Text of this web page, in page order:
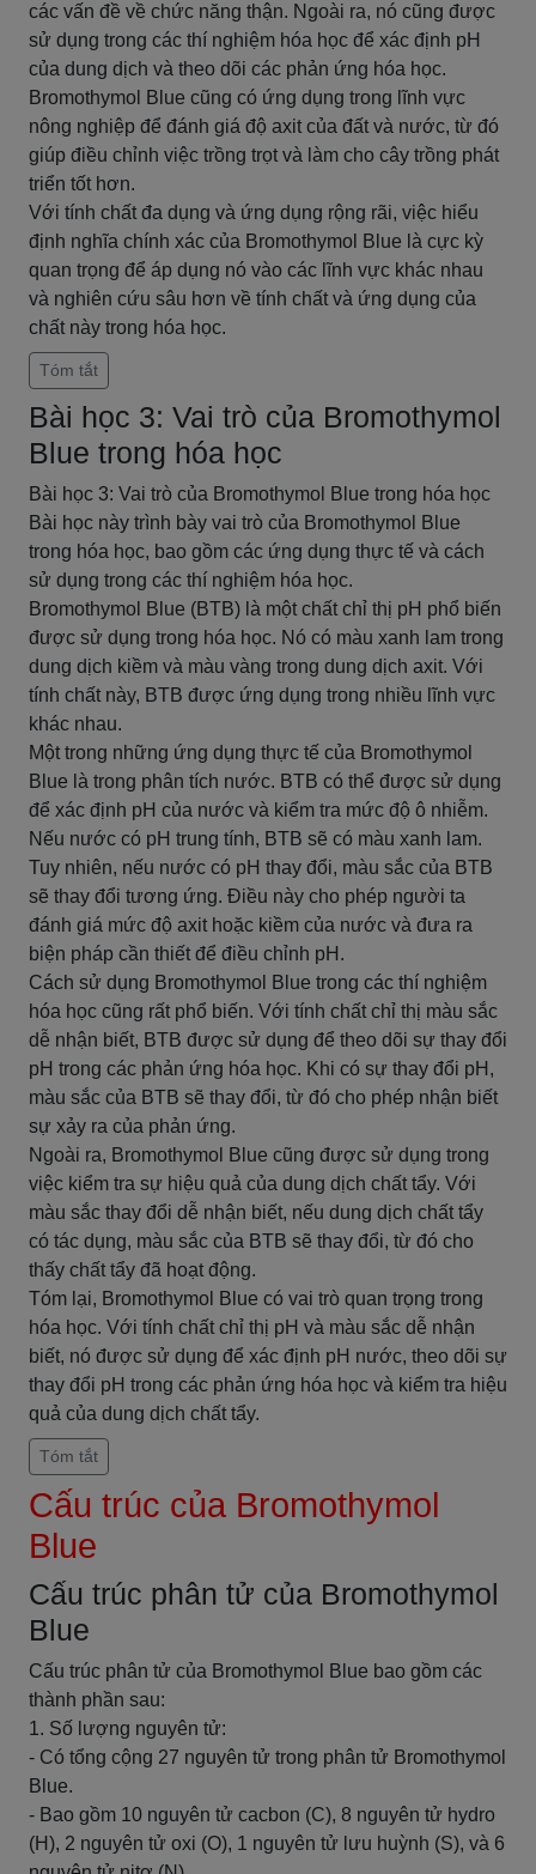
các vấn đề về chức năng thận. Ngoài ra, nó cũng được
sử dụng trong các thí nghiệm hóa học để xác định pH
của dung dịch và theo dõi các phản ứng hóa học.
Bromothymol Blue cũng có ứng dụng trong lĩnh vực
nông nghiệp để đánh giá độ axit của đất và nước, từ đó
giúp điều chỉnh việc trồng trọt và làm cho cây trồng phát
triển tốt hơn.
Với tính chất đa dụng và ứng dụng rộng rãi, việc hiểu
định nghĩa chính xác của Bromothymol Blue là cực kỳ
quan trọng để áp dụng nó vào các lĩnh vực khác nhau
và nghiên cứu sâu hơn về tính chất và ứng dụng của
chất này trong hóa học.
Tóm tắt
Bài học 3: Vai trò của Bromothymol
Blue trong hóa học
Bài học 3: Vai trò của Bromothymol Blue trong hóa học
Bài học này trình bày vai trò của Bromothymol Blue
trong hóa học, bao gồm các ứng dụng thực tế và cách
sử dụng trong các thí nghiệm hóa học.
Bromothymol Blue (BTB) là một chất chỉ thị pH phổ biến
được sử dụng trong hóa học. Nó có màu xanh lam trong
dung dịch kiềm và màu vàng trong dung dịch axit. Với
tính chất này, BTB được ứng dụng trong nhiều lĩnh vực
khác nhau.
Một trong những ứng dụng thực tế của Bromothymol
Blue là trong phân tích nước. BTB có thể được sử dụng
để xác định pH của nước và kiểm tra mức độ ô nhiễm.
Nếu nước có pH trung tính, BTB sẽ có màu xanh lam.
Tuy nhiên, nếu nước có pH thay đổi, màu sắc của BTB
sẽ thay đổi tương ứng. Điều này cho phép người ta
đánh giá mức độ axit hoặc kiềm của nước và đưa ra
biện pháp cần thiết để điều chỉnh pH.
Cách sử dụng Bromothymol Blue trong các thí nghiệm
hóa học cũng rất phổ biến. Với tính chất chỉ thị màu sắc
dễ nhận biết, BTB được sử dụng để theo dõi sự thay đổi
pH trong các phản ứng hóa học. Khi có sự thay đổi pH,
màu sắc của BTB sẽ thay đổi, từ đó cho phép nhận biết
sự xảy ra của phản ứng.
Ngoài ra, Bromothymol Blue cũng được sử dụng trong
việc kiểm tra sự hiệu quả của dung dịch chất tẩy. Với
màu sắc thay đổi dễ nhận biết, nếu dung dịch chất tẩy
có tác dụng, màu sắc của BTB sẽ thay đổi, từ đó cho
thấy chất tẩy đã hoạt động.
Tóm lại, Bromothymol Blue có vai trò quan trọng trong
hóa học. Với tính chất chỉ thị pH và màu sắc dễ nhận
biết, nó được sử dụng để xác định pH nước, theo dõi sự
thay đổi pH trong các phản ứng hóa học và kiểm tra hiệu
quả của dung dịch chất tẩy.
Tóm tắt
Cấu trúc của Bromothymol
Blue
Cấu trúc phân tử của Bromothymol
Blue
Cấu trúc phân tử của Bromothymol Blue bao gồm các
thành phần sau:
1. Số lượng nguyên tử:
- Có tổng cộng 27 nguyên tử trong phân tử Bromothymol
Blue.
- Bao gồm 10 nguyên tử cacbon (C), 8 nguyên tử hydro
(H), 2 nguyên tử oxi (O), 1 nguyên tử lưu huỳnh (S), và 6